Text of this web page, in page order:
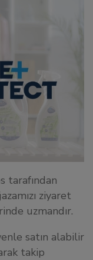
tarafından
ziyaret
uzmandır.
satın alabilir
takip